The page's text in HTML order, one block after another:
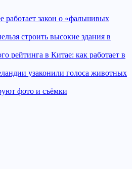
закон о «фальшивых
строить высокие здания в
рейтинга в Китае: как работает в
узаконили голоса животных
фото и съёмки